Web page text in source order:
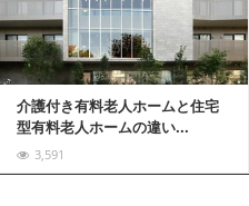
介護付き有料老人ホームと住宅
型有料老人ホームの違い...
3,591